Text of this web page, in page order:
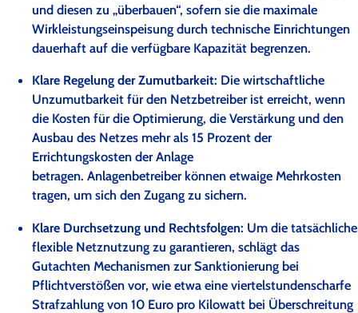
und diesen zu „überbauen“, sofern sie die maximale
Wirkleistungseinspeisung durch technische Einrichtungen
dauerhaft auf die verfügbare Kapazität begrenzen.
Klare Regelung der Zumutbarkeit: Die wirtschaftliche
Unzumutbarkeit für den Netzbetreiber ist erreicht, wenn
die Kosten für die Optimierung, die Verstärkung und den
Ausbau des Netzes mehr als 15 Prozent der
Errichtungskosten der Anlage
betragen. Anlagenbetreiber können etwaige Mehrkosten
tragen, um sich den Zugang zu sichern.
Klare Durchsetzung und Rechtsfolgen: Um die tatsächliche
flexible Netznutzung zu garantieren, schlägt das
Gutachten Mechanismen zur Sanktionierung bei
Pflichtverstößen vor, wie etwa eine viertelstundenscharfe
Strafzahlung von 10 Euro pro Kilowatt bei Überschreitung